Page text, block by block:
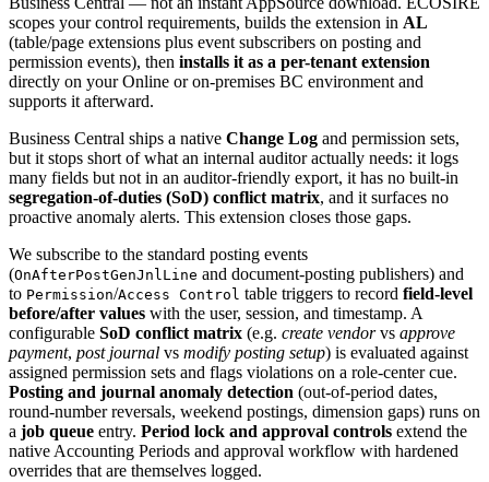
scopes your control requirements, builds the extension in AL
(table/page extensions plus event subscribers on posting and
permission events), then installs it as a per-tenant extension
directly on your Online or on-premises BC environment and
supports it afterward.
Business Central ships a native Change Log and permission sets,
but it stops short of what an internal auditor actually needs: it logs
many fields but not in an auditor-friendly export, it has no built-in
segregation-of-duties (SoD) conflict matrix, and it surfaces no
proactive anomaly alerts. This extension closes those gaps.
We subscribe to the standard posting events
(OnAfterPostGenJnlLine and document-posting publishers) and
to Permission/Access Control table triggers to record field-level
before/after values with the user, session, and timestamp. A
configurable SoD conflict matrix (e.g. create vendorvs approve
payment, post journal vs modify posting setup) is evaluated against
assigned permission sets and flags violations on a role-center cue.
Posting and journal anomaly detection (out-of-period dates,
round-number reversals, weekend postings, dimension gaps) runs on
a job queue entry. Period lock and approval controls extend the
native Accounting Periods and approval workflow with hardened
overrides that are themselves logged.